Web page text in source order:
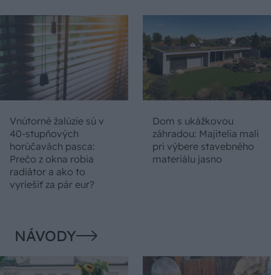
Vnútorné žalúzie sú v
40-stupňových
horúčavách pasca:
Prečo z okna robia
radiátor a ako to
vyriešiť za pár eur?
Dom s ukážkovou
záhradou: Majitelia mali
pri výbere stavebného
materiálu jasno
NÁVODY